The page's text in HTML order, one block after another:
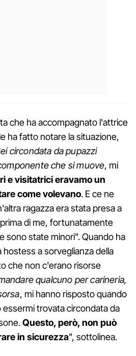
che ha accompagnato l'attrice
ha fatto notare la situazione,
circondata da pupazzi
che si muove, mi
e visitatrici eravamo un
come volevano. E ce ne
ragazza era stata presa a
di me, fortunatamente
sono state minori". Quando ha
a sorveglianza della
che non c'erano risorse
qualcuno per carineria,
, mi hanno risposto quando
trovata circondata da
Questo, però, non può
in sicurezza", sottolinea.